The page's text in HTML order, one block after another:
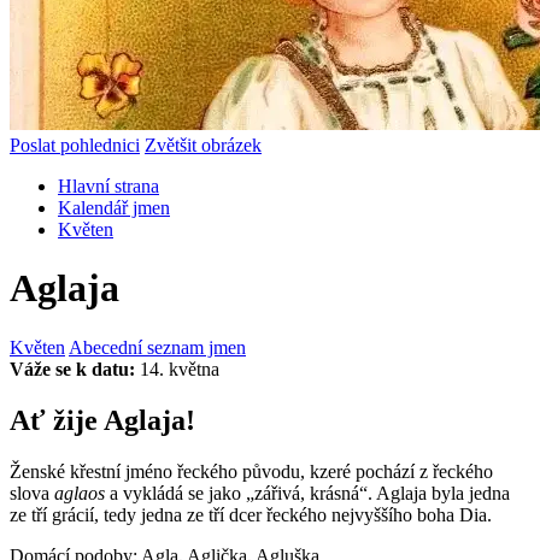
Poslat pohlednici Zvětšit obrázek
Hlavní strana
Kalendář jmen
Květen
Aglaja
Květen Abecední seznam jmen
Váže se k datu: 14. května
Ať žije Aglaja!
Ženské křestní jméno řeckého původu, kzeré pochází z řeckého
slova aglaos a vykládá se jako „zářivá, krásná“. Aglaja byla jedna
ze tří grácií, tedy jedna ze tří dcer řeckého nejvyššího boha Dia.
Domácí podoby: Agla, Aglička, Agluška